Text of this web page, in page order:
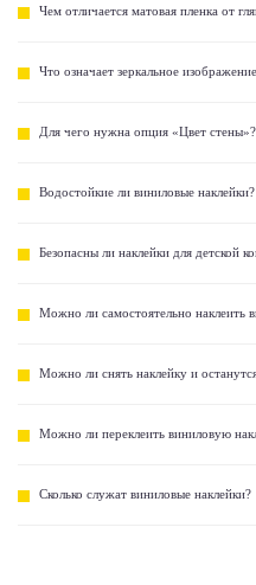
Чем отличается матовая пленка от
Что означает зеркальное
Для чего нужна опция «Цвет стены»?
Водостойкие ли виниловые наклейки?
Безопасны ли наклейки для детской
Можно ли самостоятельно наклеить
Можно ли снять наклейку и
Можно ли переклеить виниловую
Сколько служат виниловые наклейки?